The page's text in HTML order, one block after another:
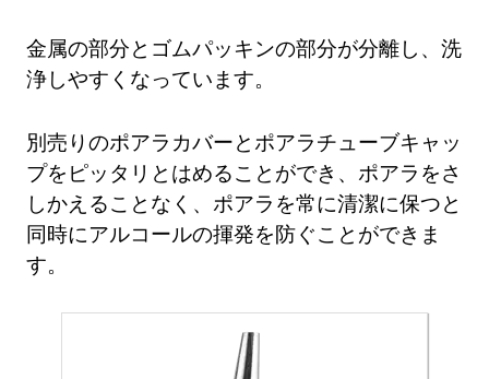
金属の部分とゴムパッキンの部分が分離し、洗
浄しやすくなっています。
別売りのポアラカバーとポアラチューブキャッ
プをピッタリとはめることができ、ポアラをさ
しかえることなく、ポアラを常に清潔に保つと
同時にアルコールの揮発を防ぐことができま
す。